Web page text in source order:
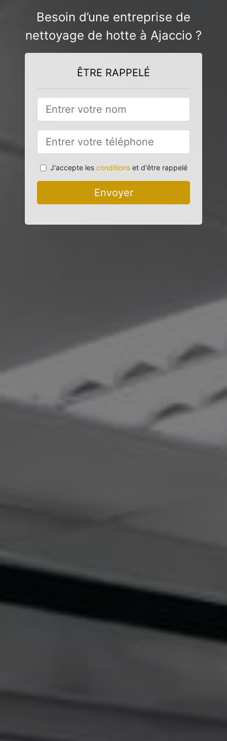
Besoin d’une entreprise de
nettoyage de hotte à Ajaccio ?
ÊTRE RAPPELÉ
J'accepte les conditionset d'être rappelé
Envoyer